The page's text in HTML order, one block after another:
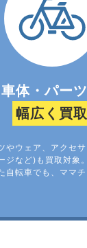
車体・パー
幅広く買取
やウェア、アクセ
ジなど)も買取対象。
自転車でも、ママ